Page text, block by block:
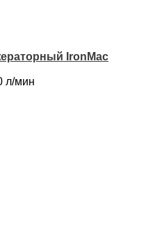
IronMac
л/мин